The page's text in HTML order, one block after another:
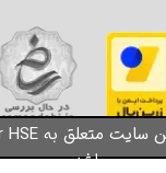
باشد​​​​​​​